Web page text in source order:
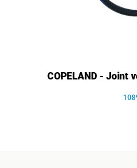
COPELAND - Joint